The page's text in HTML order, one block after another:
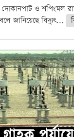
ও শপিংমল
জানিয়েছে বিদ্যুৎ...